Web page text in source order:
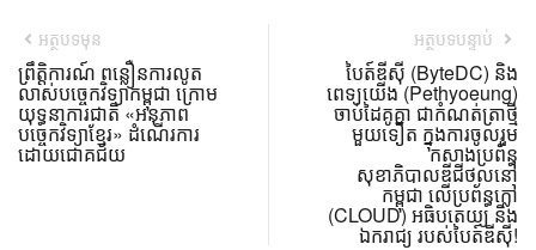
អត្ថបទមុន
ព្រឹត្តិការណ៍ ពន្លឿនការលូត
លាស់បច្ចេកវិទ្យាកម្ពុជា ក្រោម
យុទ្ធនាការជាតិ «អនុភាព
បច្ចេកវិទ្យាខ្មែរ» ដំណើរការ
ដោយជោគជ័យ
អត្ថបទបន្ទាប់
បៃត៍ឌីស៊ី (ByteDC) និង
ពេទ្យយើង (Pethyoeung)
ចាប់ដៃគូគ្នា ជាកំណត់ត្រាថ្មី
មួយទៀត ក្នុងការចូលរួម
កសាងប្រព័ន្ធ
សុខាភិបាលឌីជីថល​នៅ
កម្ពុជា លើប្រព័ន្ធក្លៅ
(CLOUD) អធិបតេយ្យ និង
ឯករាជ្យ របស់បៃត៍ឌីស៊ី!